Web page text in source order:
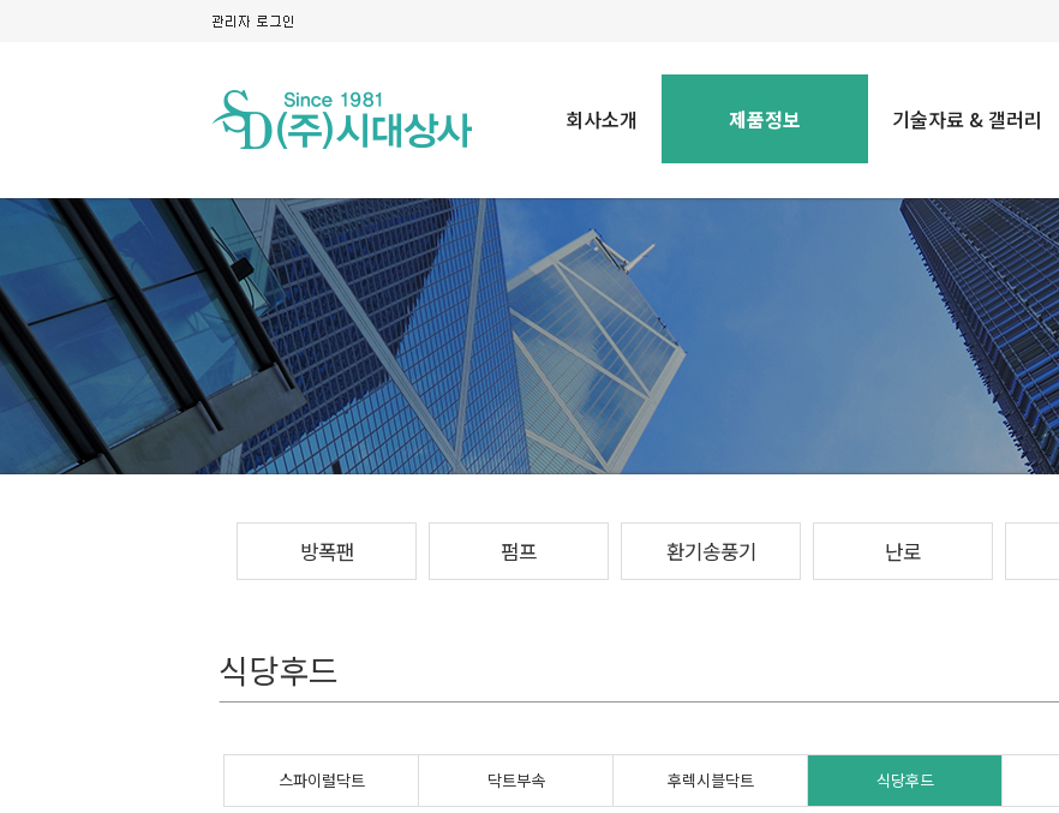
회사소개 제품정보 기술자료 & 갤러리
방폭팬 펌프 환기송풍기 난로
식당후드
스파이럴닥트 닥트부속 후렉시블닥트 식당후드